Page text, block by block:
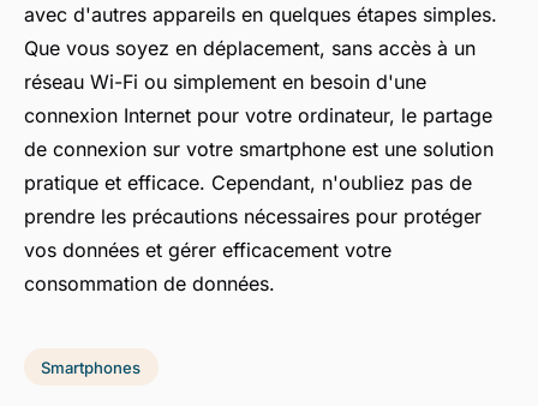
avec d'autres appareils en quelques étapes simples.
Que vous soyez en déplacement, sans accès à un
réseau Wi-Fi ou simplement en besoin d'une
connexion Internet pour votre ordinateur, le partage
de connexion sur votre smartphone est une solution
pratique et efficace. Cependant, n'oubliez pas de
prendre les précautions nécessaires pour protéger
vos données et gérer efficacement votre
consommation de données.
Smartphones